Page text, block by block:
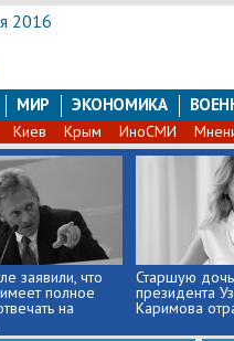
2016
МИР ЭКОНОМИКА
Киев Крым ИноСМИ
заявили, что
полное
на
Старшую
президента
Каримова